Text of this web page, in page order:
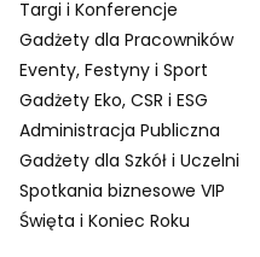
Targi i Konferencje
Gadżety dla Pracowników
Eventy, Festyny i Sport
Gadżety Eko, CSR i ESG
Administracja Publiczna
Gadżety dla Szkół i Uczelni
Spotkania biznesowe VIP
Święta i Koniec Roku